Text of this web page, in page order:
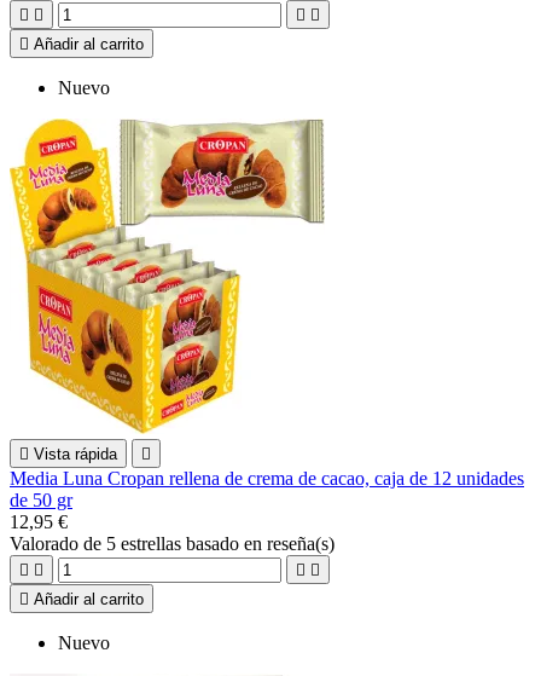
   
 Añadir al carrito
Nuevo
 Vista rápida 
Media Luna Cropan rellena de crema de cacao, caja de 12 unidades
de 50 gr
12,95 €
Valorado de 5 estrellas basado en reseña(s)
   
 Añadir al carrito
Nuevo